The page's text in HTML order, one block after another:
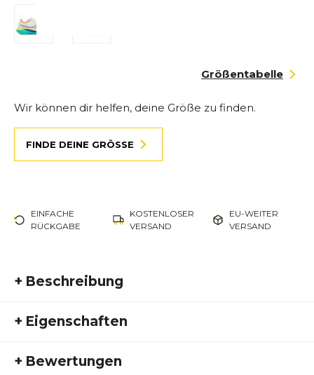
Größentabelle
Wir können dir helfen, deine Größe zu finden.
FINDE DEINE GRÖSSE
EINFACHE
RÜCKGABE
KOSTENLOSER
VERSAND
EU-WEITER
VERSAND
+ Beschreibung
jeden Lauf
Endorphin-Feeling in deinen Trainingsalltag – mit
+ Eigenschaften
Fremdartikelnummer:
+ Bewertungen